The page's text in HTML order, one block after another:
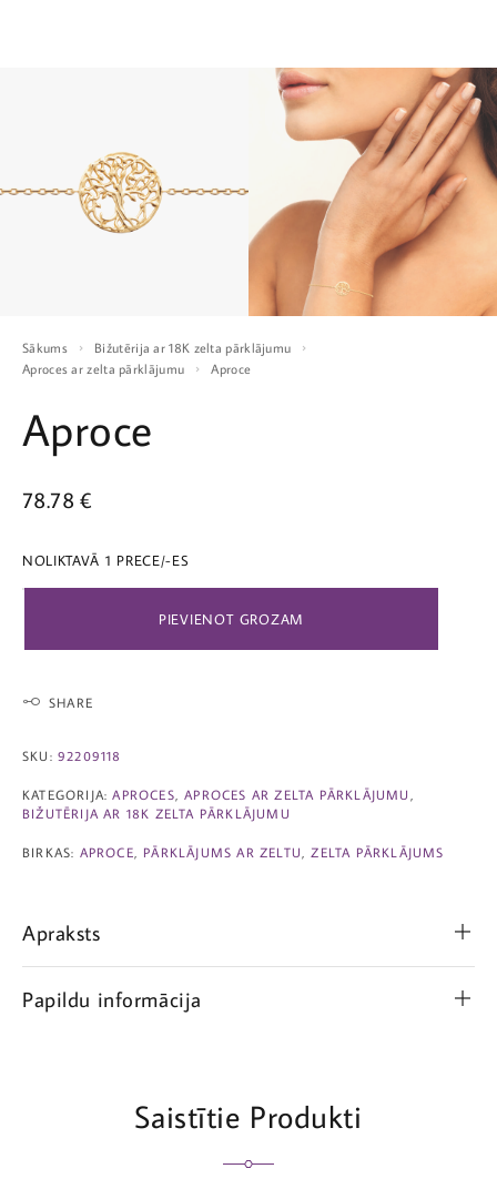
Sākums
Bižutērija ar 18K zelta pārklājumu
Aproces ar zelta pārklājumu
Aproce
Aproce
78.78€
NOLIKTAVĀ 1 PRECE/-ES
PIEVIENOT GROZAM
SHARE
SKU: 92209118
KATEGORIJA:APROCES ,APROCES AR ZELTA PĀRKLĀJUMU
BIŽUTĒRIJA AR 18K ZELTA PĀRKLĀJUMU
BIRKAS: APROCE PĀRKLĀJUMS AR ZELTU ZELTA PĀRKLĀJUMS
Apraksts
Papildu informācija
Saistītie Produkti